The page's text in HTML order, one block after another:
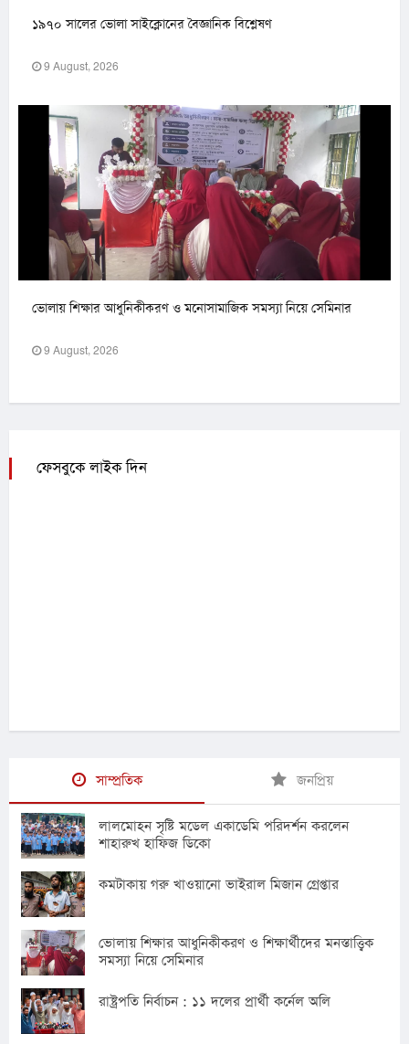
১৯৭০ সালের ভোলা সাইক্লোনের বৈজ্ঞানিক বিশ্লেষণ
9 August, 2026
ভোলায় শিক্ষার আধুনিকীকরণ ও মনোসামাজিক সমস্যা নিয়ে সেমিনার
9 August, 2026
ফেসবুকে লাইক দিন
সাম্প্রতিক জনপ্রিয়
লালমোহন সৃষ্টি মডেল একাডেমি পরিদর্শন করলেন
শাহারুখ হাফিজ ডিকো
কমটাকায় গরু খাওয়ানো ভাইরাল মিজান গ্রেপ্তার
ভোলায় শিক্ষার আধুনিকীকরণ ও শিক্ষার্থীদের মনস্তাত্ত্বিক
সমস্যা নিয়ে সেমিনার
রাষ্ট্রপতি নির্বাচন : ১১ দলের প্রার্থী কর্নেল অলি